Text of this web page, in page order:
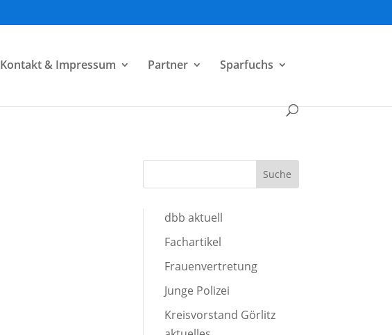
Kontakt & Impressum Partner Sparfuchs
dbb aktuell
Fachartikel
Frauenvertretung
Junge Polizei
Kreisvorstand Görlitz